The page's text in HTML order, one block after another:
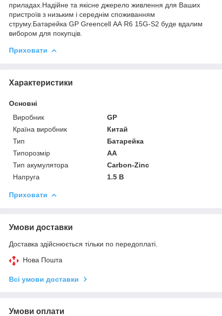
приладах.Надійне та якісне джерело живлення для Ваших
пристроїв з низьким і середнім споживанням
струму.Батарейка GP Greencell АА R6 15G-S2 буде вдалим
вибором для покупців.
Приховати
Характеристики
Основні
Виробник
GP
Країна виробник
Китай
Тип
Батарейка
Типорозмір
AA
Тип акумулятора
Carbon-Zinc
Напруга
1.5 В
Приховати
Умови доставки
Доставка здійснюється тільки по передоплаті.
Нова Пошта
Всі умови доставки
Умови оплати